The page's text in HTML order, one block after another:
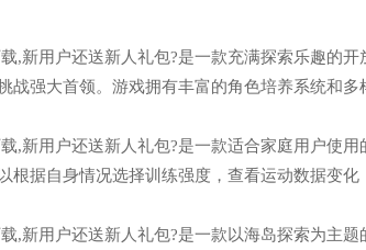
,新用户还送新人礼包?是一款充满探索乐趣的开
战强大首领。游戏拥有丰富的角色培养系统和多
,新用户还送新人礼包?是一款适合家庭用户使用
根据自身情况选择训练强度，查看运动数据变化
,新用户还送新人礼包?是一款以海岛探索为主题